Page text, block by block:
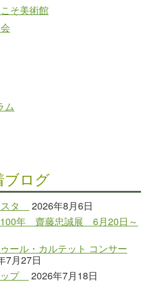
そ美術館
ム
ブログ
タ
2026年8月6日
100年 齋藤忠誠展 6月20日～
ール・カルテット コンサー
7月27日
プ
2026年7月18日